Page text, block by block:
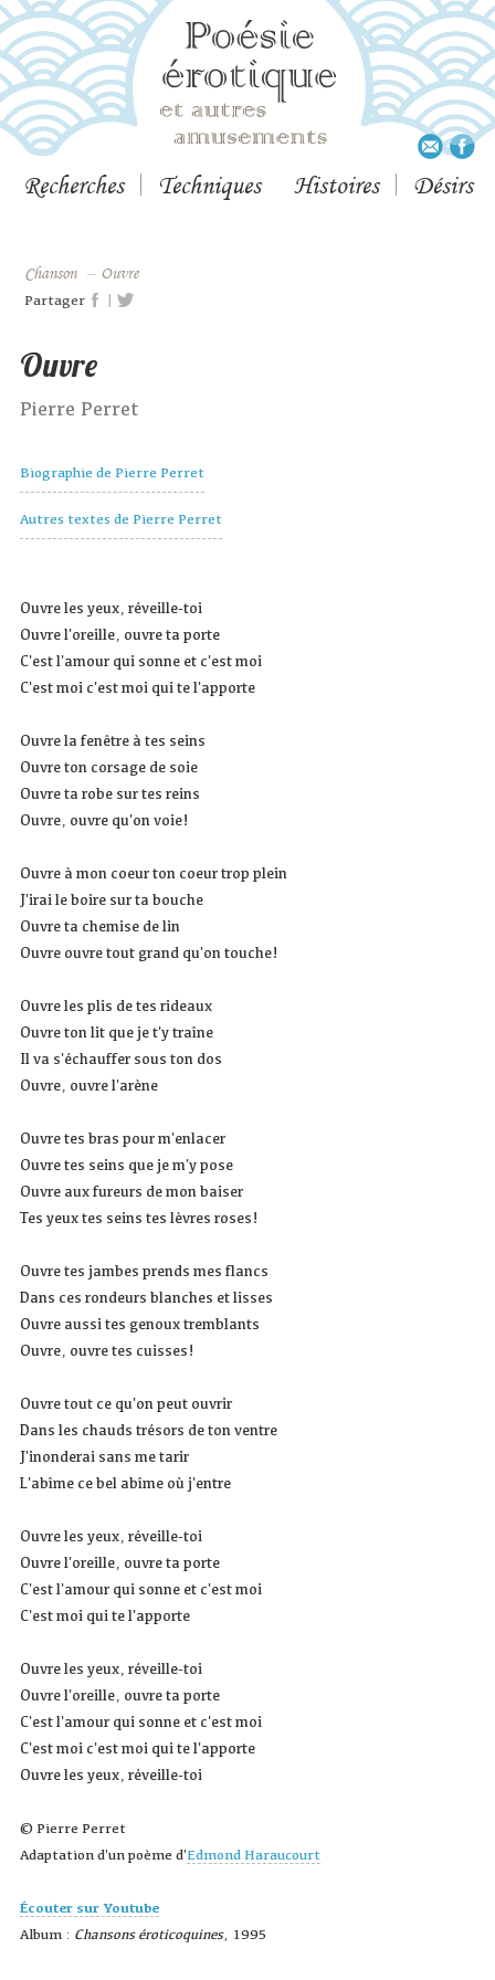
Recherches Techniques Histoires Désirs
Chanson – Ouvre
Partager |
Ouvre
Pierre Perret
Biographie de Pierre Perret
Autres textes de Pierre Perret
Ouvre les yeux, réveille-toi
Ouvre l'oreille, ouvre ta porte
C'est l'amour qui sonne et c'est moi
C'est moi c'est moi qui te l'apporte
Ouvre la fenêtre à tes seins
Ouvre ton corsage de soie
Ouvre ta robe sur tes reins
Ouvre, ouvre qu'on voie!
Ouvre à mon coeur ton coeur trop plein
J'irai le boire sur ta bouche
Ouvre ta chemise de lin
Ouvre ouvre tout grand qu'on touche!
Ouvre les plis de tes rideaux
Ouvre ton lit que je t'y traîne
Il va s'échauffer sous ton dos
Ouvre, ouvre l'arène
Ouvre tes bras pour m'enlacer
Ouvre tes seins que je m'y pose
Ouvre aux fureurs de mon baiser
Tes yeux tes seins tes lèvres roses!
Ouvre tes jambes prends mes flancs
Dans ces rondeurs blanches et lisses
Ouvre aussi tes genoux tremblants
Ouvre, ouvre tes cuisses!
Ouvre tout ce qu'on peut ouvrir
Dans les chauds trésors de ton ventre
J'inonderai sans me tarir
L'abîme ce bel abîme où j'entre
Ouvre les yeux, réveille-toi
Ouvre l'oreille, ouvre ta porte
C'est l'amour qui sonne et c'est moi
C'est moi qui te l'apporte
Ouvre les yeux, réveille-toi
Ouvre l'oreille, ouvre ta porte
C'est l'amour qui sonne et c'est moi
C'est moi c'est moi qui te l'apporte
Ouvre les yeux, réveille-toi
© Pierre Perret
Adaptation d'un poème d'Edmond Haraucourt
Écouter sur Youtube
Album : Chansons éroticoquines, 1995